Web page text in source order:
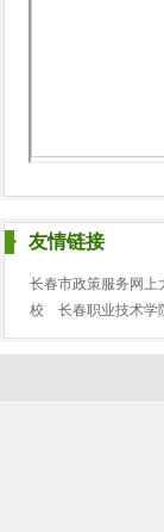
友情链接
长春市政策服务网上
校
长春职业技术学